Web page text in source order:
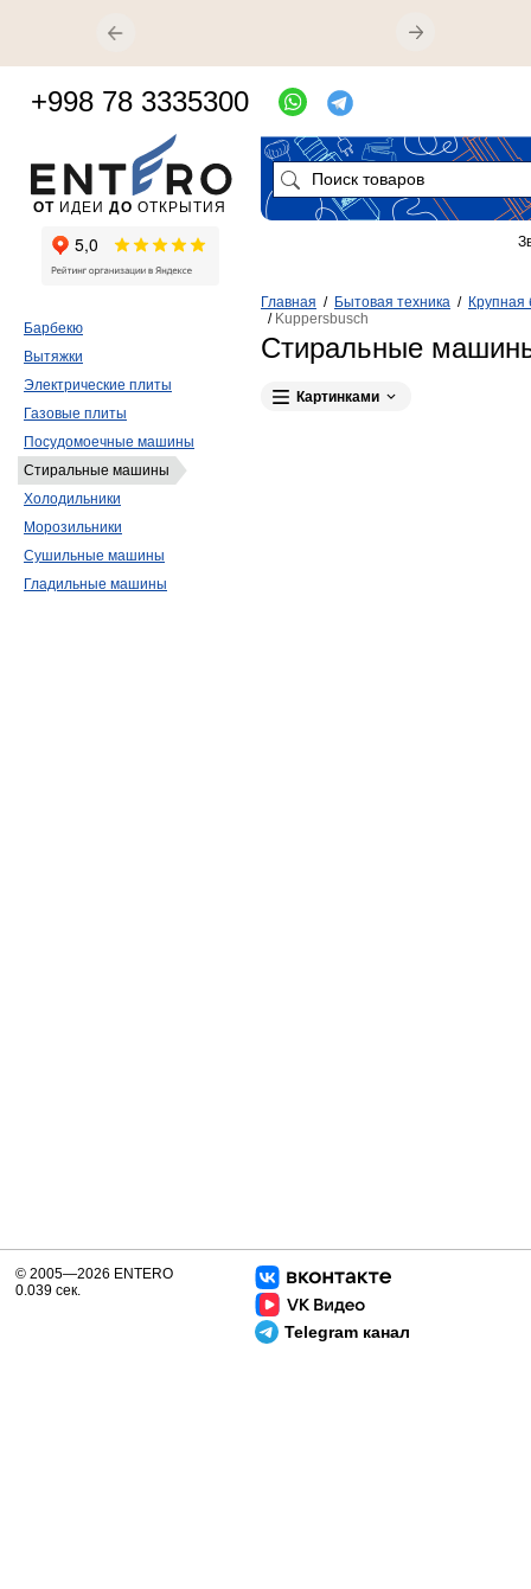
Главная / Бытовая техника / Крупная
/ Kuppersbusch
Стиральные
Картинками
Барбекю
Вытяжки
Электрические плиты
Газовые плиты
Посудомоечные машины
Стиральные машины
Холодильники
Морозильники
Сушильные машины
Гладильные машины
ОТ ИДЕИ ДО ОТКРЫТИЯ
+998 78 3335300
Telegram канал
© 2005—2026 ENTERO
0.039 сек.